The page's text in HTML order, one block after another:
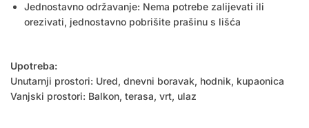
Jednostavno održavanje: Nema potrebe zalijevati ili
orezivati, jednostavno pobrišite prašinu s lišća
Upotreba:
Unutarnji prostori: Ured, dnevni boravak, hodnik, kupaonica
Vanjski prostori: Balkon, terasa, vrt, ulaz